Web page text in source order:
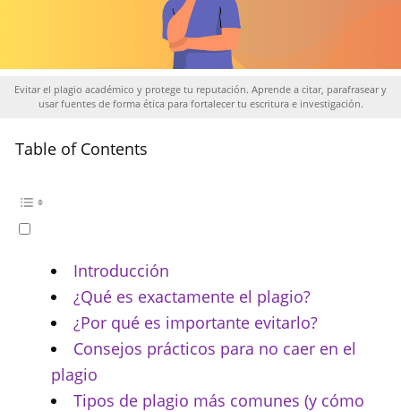
Evitar el plagio académico y protege tu reputación. Aprende a citar, parafrasear y
usar fuentes de forma ética para fortalecer tu escritura e investigación.
Table of Contents
Introducción
¿Qué es exactamente el plagio?
¿Por qué es importante evitarlo?
Consejos prácticos para no caer en el
plagio
Tipos de plagio más comunes (y cómo